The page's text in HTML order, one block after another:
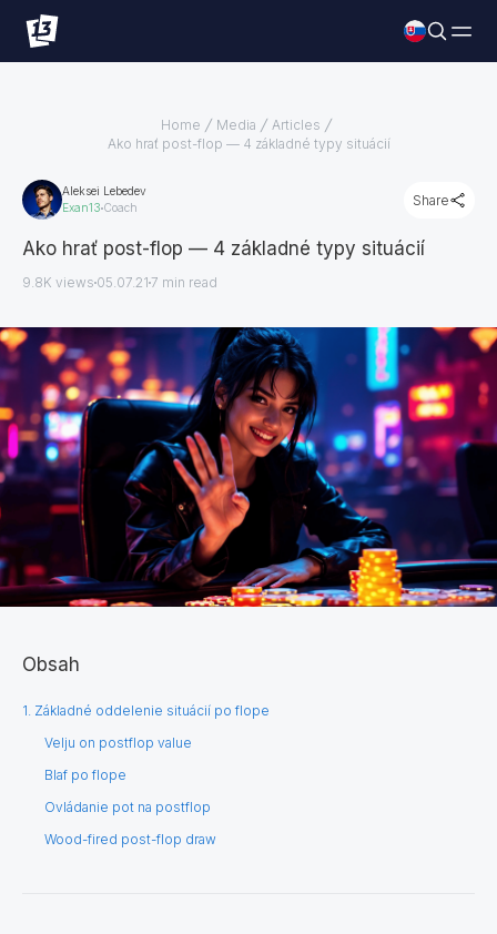
Home Media
Articles
Ako hrať post-flop — 4 základné typy situácií
Aleksei Lebedev
Exan13 Coach Share
Ako hrať post-flop — 4 základné typy situácií
9.8K views 05.07.21 7 min read
Obsah
1. Základné oddelenie situácií po flope
Velju on postflop value
Blaf po flope
Ovládanie pot na postflop
Wood-fired post-flop draw